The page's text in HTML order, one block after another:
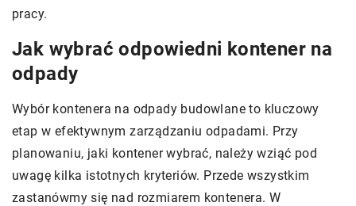
pracy.
Jak wybrać odpowiedni kontener na
odpady
Wybór kontenera na odpady budowlane to kluczowy
etap w efektywnym zarządzaniu odpadami. Przy
planowaniu, jaki kontener wybrać, należy wziąć pod
uwagę kilka istotnych kryteriów. Przede wszystkim
zastanówmy się nad rozmiarem kontenera. W